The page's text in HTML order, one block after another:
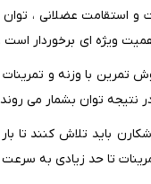
استقامت عضلانی ،
ویژه ای برخوردار است
با وزنه و تمرینات
نتیجه توان بشمار می
باید تلاش کنند تا
تا حد زیادی به